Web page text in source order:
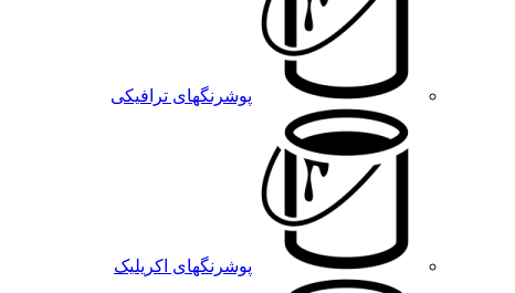
پوشرنگهای ترافیکی
پوشرنگهای اکریلیک